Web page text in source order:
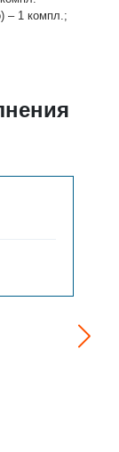
– 1 компл.;